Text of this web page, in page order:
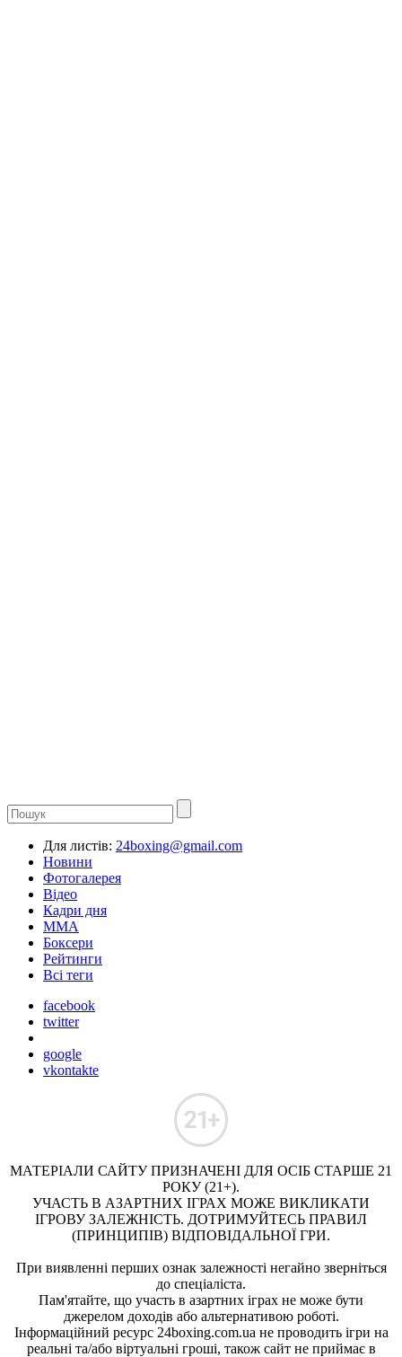
Для листів: 24boxing@gmail.com
Новини
Фотогалерея
Відео
Кадри дня
ММА
Боксери
Рейтинги
Всі теги
facebook
twitter
google
vkontakte
МАТЕРІАЛИ САЙТУ ПРИЗНАЧЕНІ ДЛЯ ОСІБ СТАРШЕ 21
РОКУ (21+).
УЧАСТЬ В АЗАРТНИХ ІГРАХ МОЖЕ ВИКЛИКАТИ
ІГРОВУ ЗАЛЕЖНІСТЬ. ДОТРИМУЙТЕСЬ ПРАВИЛ
(ПРИНЦИПІВ) ВІДПОВІДАЛЬНОЇ ГРИ.
При виявленні перших ознак залежності негайно зверніться
до спеціаліста.
Пам'ятайте, що участь в азартних іграх не може бути
джерелом доходів або альтернативою роботі.
Інформаційний ресурс 24boxing.com.ua не проводить ігри на
реальні та/або віртуальні гроші, також сайт не приймає в